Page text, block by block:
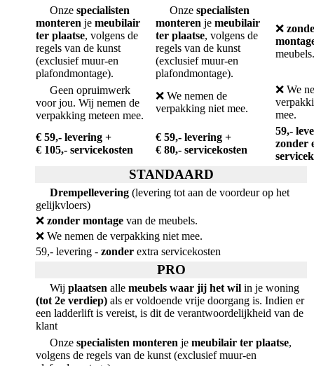
Onze specialisten
monteren je meubilair
ter plaatse, volgens de
regels van de kunst
(exclusief muur-en
plafondmontage).
Onze specialisten
monteren je meubilair
ter plaatse, volgens de
regels van de kunst
(exclusief muur-en
plafondmontage).
❌
meubels.
Geen opruimwerk
voor jou. Wij nemen de
verpakking meteen mee.
❌ We nemen de
verpakking niet mee.
❌ We
mee.
€ 59,- levering +
€ 105,- servicekosten
€ 59,- levering +
€ 80,- servicekosten
59,-
zonder
STANDAARD
Drempellevering (levering tot aan de voordeur op het
gelijkvloers)
❌ zonder montage van de meubels.
❌ We nemen de verpakking niet mee.
59,- levering - zonder extra servicekosten
PRO
Wij plaatsen alle meubels waar jij het wil in je woning
(tot 2e verdiep) als er voldoende vrije doorgang is. Indien er
een ladderlift is vereist, is dit de verantwoordelijkheid van de
klant
Onze specialisten monteren je meubilair ter plaatse,
volgens de regels van de kunst (exclusief muur-en